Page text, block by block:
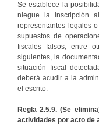
Se establece la
niegue la inscripción
representantes legales
supuestos de
fiscales falsos, entre
siguientes, la
situación fiscal
deberá acudir a la
el escrito.
Regla 2.5.9. (Se
actividades por acto de